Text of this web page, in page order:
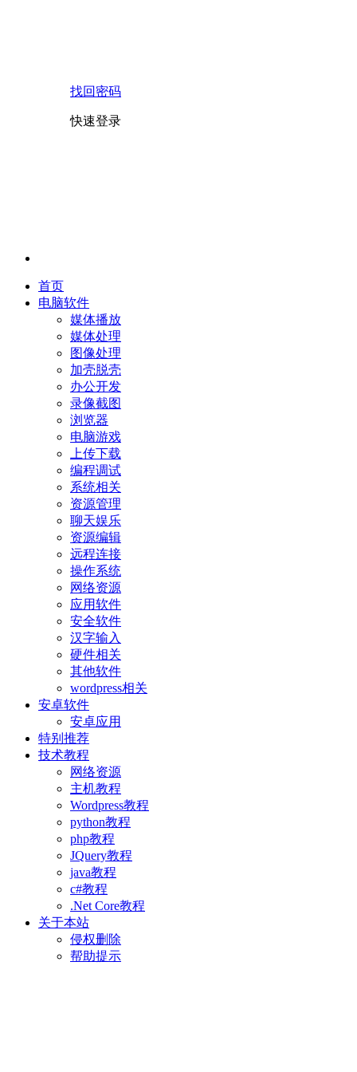
找回密码
快速登录
首页
电脑软件
媒体播放
媒体处理
图像处理
加壳脱壳
办公开发
录像截图
浏览器
电脑游戏
上传下载
编程调试
系统相关
资源管理
聊天娱乐
资源编辑
远程连接
操作系统
网络资源
应用软件
安全软件
汉字输入
硬件相关
其他软件
wordpress相关
安卓软件
安卓应用
特别推荐
技术教程
网络资源
主机教程
Wordpress教程
python教程
php教程
JQuery教程
java教程
c#教程
.Net Core教程
关于本站
侵权删除
帮助提示